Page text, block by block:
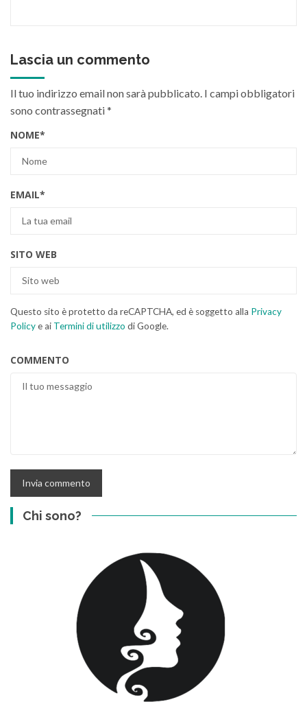
Lascia un commento
Il tuo indirizzo email non sarà pubblicato. I campi obbligatori
sono contrassegnati*
NOME*
EMAIL*
SITO WEB
Questo sito è protetto da reCAPTCHA, ed è soggetto alla Privacy
Policye ai Termini di utilizzo di Google.
COMMENTO
Chi sono?